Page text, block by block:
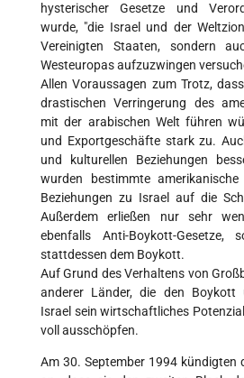
hysterischer Gesetze und
wurde, "die Israel und der
Vereinigten Staaten, sondern
Westeuropas aufzuzwingen
Allen Voraussagen zum Trotz,
drastischen Verringerung des
mit der arabischen Welt führen
und Exportgeschäfte stark zu.
und kulturellen Beziehungen
wurden bestimmte
Beziehungen zu Israel auf die
Außerdem erließen nur sehr
ebenfalls Anti-Boykott-Gesetze,
stattdessen dem Boykott.
Auf Grund des Verhaltens von
anderer Länder, die den Boykott
Israel sein wirtschaftliches
voll ausschöpfen.
Am 30. September 1994 kündigten